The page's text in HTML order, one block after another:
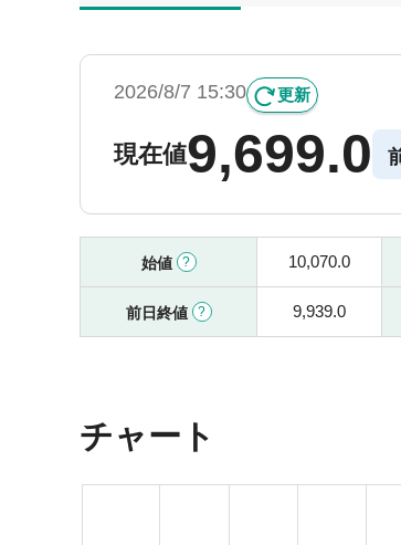
2026/8/7 15:30 更新
現在値9,699.0
始値 10,070.0
前日終値 9,939.0
チャート